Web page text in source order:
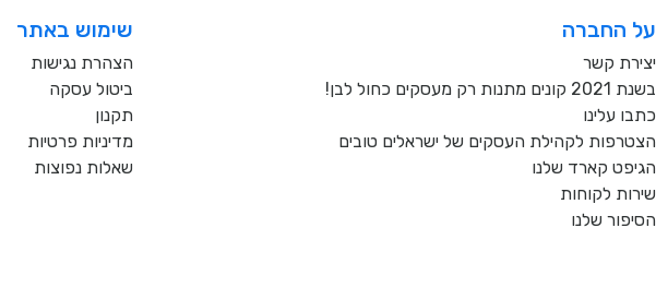
על החברה
יצירת קשר
בשנת 2021 קונים מתנות רק מעסקים כחול לבן!
כתבו עלינו
הצטרפות לקהילת העסקים של ישראלים טובים
הגיפט קארד שלנו
שירות לקוחות
הסיפור שלנו
שימוש באתר
הצהרת נגישות
ביטול עסקה
תקנון
מדיניות פרטיות
שאלות נפוצות